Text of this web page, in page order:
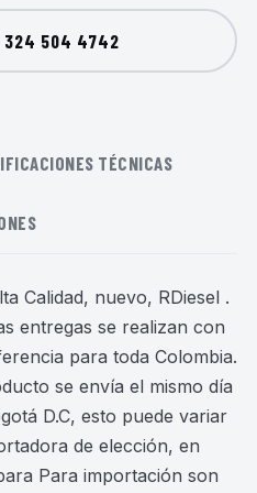
324 504 4742
TÉCNICAS
Calidad, nuevo, RDiesel .
entregas se realizan con
para toda Colombia.
se envía el mismo día
D.C, esto puede variar
de elección, en
Para importación son